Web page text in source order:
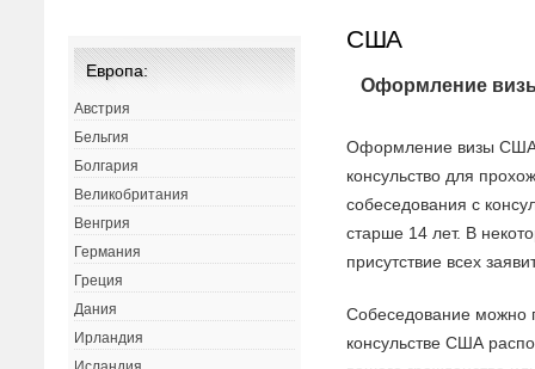
США
Оформление
Оформление визы США
консульство для
собеседования с
старше 14 лет. В
присутствие всех
Собеседование можно
консульстве США
Европа:
Австрия
Бельгия
Болгария
Великобритания
Венгрия
Германия
Греция
Дания
Ирландия